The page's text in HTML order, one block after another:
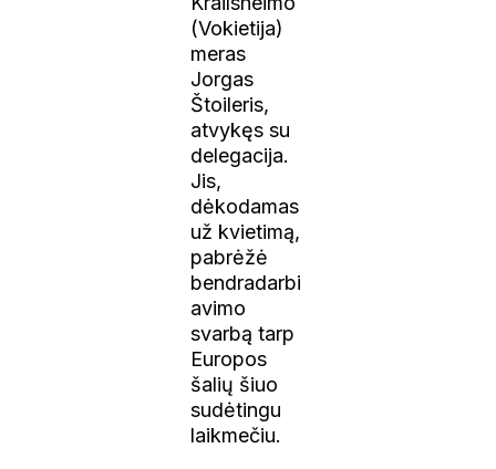
(Vokietija)
meras
Jorgas
Štoileris,
atvykęs su
delegacija.
Jis,
dėkodamas
už kvietimą,
pabrėžė
bendradarbi
avimo
svarbą tarp
Europos
šalių šiuo
sudėtingu
laikmečiu.